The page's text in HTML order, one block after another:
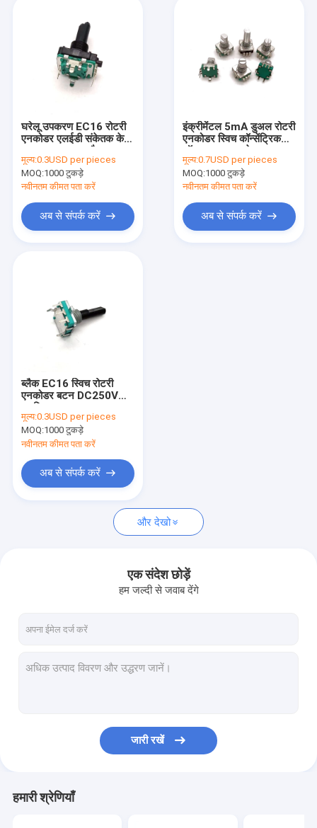
खोखले दस्ता एनकोडर
इलेक्ट्रिक गिटार बर्तन
रोटरी एनकोडर स्विच
इलेक्ट्रिक स्लाइड स्विच
घरेलू उपकरण EC16 रोटरी
एनकोडर एलईडी संकेतक के
मूल्य:0.3USD per pieces
MOQ:1000 टुकड़े
नवीनतम कीमत पता करें
अब से संपर्क करें
इंक्रीमेंटल 5mA डुअल रोटरी
एनकोडर स्विच कॉन्सेंट्रिक
मूल्य:0.7USD per pieces
MOQ:1000 टुकड़े
नवीनतम कीमत पता करें
अब से संपर्क करें
ब्लैक EC16 स्विच रोटरी
एनकोडर बटन DC250V
मूल्य:0.3USD per pieces
MOQ:1000 टुकड़े
नवीनतम कीमत पता करें
अब से संपर्क करें
और देखो
एक संदेश छोड़ें
हम जल्दी से जवाब देंगे
जारी रखें
हमारी श्रेणियाँ